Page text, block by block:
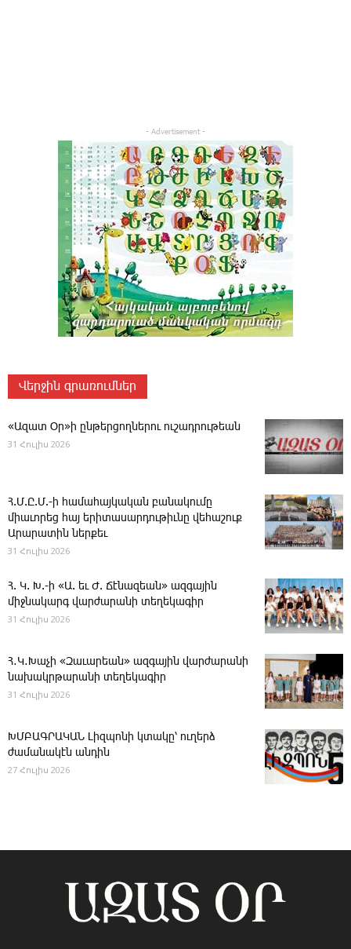
- Advertisement -
Վերջին գրառումներ
«Ազատ Օր»ի ընթերցողներու ուշադրութեան
31 Հուլիս 2026
Հ.Մ.Ը.Մ.-ի համահայկական բանակումը
միաւորեց հայ երիտասարդութիւնը վեհաշուք
Արարատին ներքեւ
31 Հուլիս 2026
Հ. Կ. Խ.-ի «Ա. եւ Ժ. ­Ճէնազեան» ազգային
միջնակարգ վարժարանի տեղեկագիր
31 Հուլիս 2026
Հ․Կ․Խաչի «Զաւարեան» ազգային վարժարանի
նախակրթարանի տեղեկագիր
31 Հուլիս 2026
ԽՄԲԱԳՐԱԿԱՆ ­Լիզպոնի կտակը՝ ուղերձ
ժամանակէն անդին
27 Հուլիս 2026